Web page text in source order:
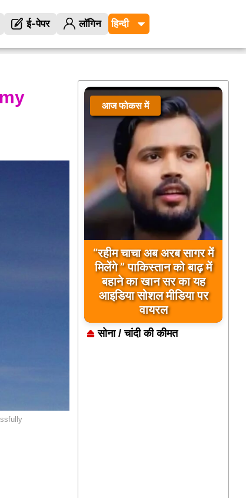
ई-पेपर लॉगिन
आज फोकस में
“रहीम चाचा अब अरब सागर में
मिलेंगे ” पाकिस्तान को बाढ़ में
बहाने का खान सर का यह
आइडिया सोशल मीडिया पर
वायरल
सोना / चांदी की कीमत